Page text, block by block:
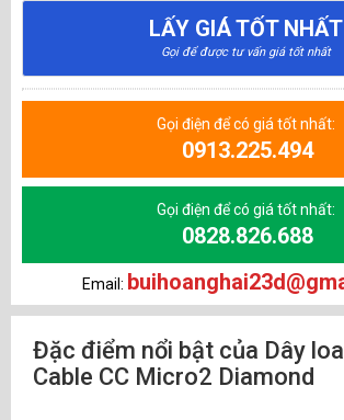
LẤY GIÁ TỐT NHẤT
Gọi để được tư vấn giá tốt nhất
Gọi điện để có giá tốt nhất:
0913.225.494
Gọi điện để có giá tốt nhất:
0828.826.688
Email:
Đặc điểm nổi bật của Dây
Cable CC Micro2 Diamond